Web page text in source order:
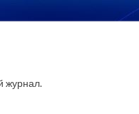
журнал.